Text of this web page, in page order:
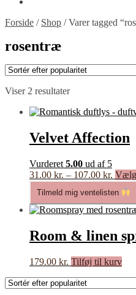
Forside / Shop /Varer tagged
rosentræ
Viser 2 resultaterSorteret
popularitet
Velvet Affection
Vurderet 5.00 ud af 5
31.00 kr. – 107.00 kr.
31.00
til
Vælg
Tilmeld mig ventelisten
Room & linen
179.00 kr. Tilføj til kurv